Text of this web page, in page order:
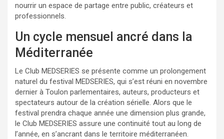
nourrir un espace de partage entre public, créateurs et
professionnels.
Un cycle mensuel ancré dans la
Méditerranée
Le Club MEDSERIES se présente comme un prolongement
naturel du festival MEDSERIES, qui s’est réuni en novembre
dernier à Toulon parlementaires, auteurs, producteurs et
spectateurs autour de la création sérielle. Alors que le
festival prendra chaque année une dimension plus grande,
le Club MEDSERIES assure une continuité tout au long de
l’année, en s’ancrant dans le territoire méditerranéen.